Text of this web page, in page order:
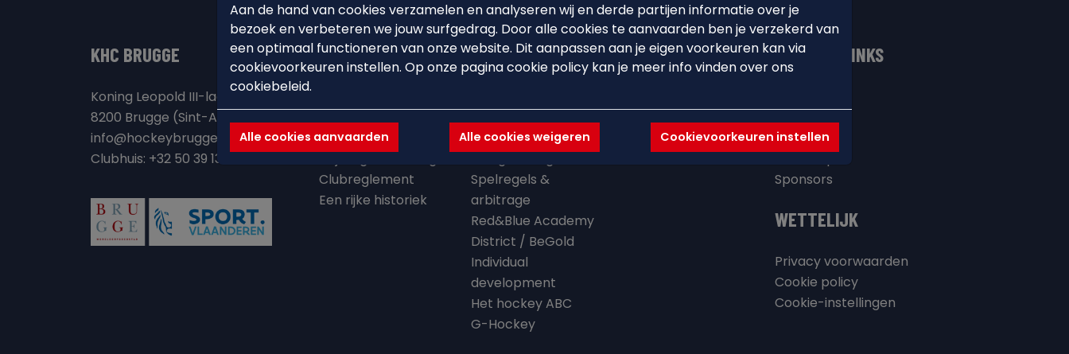
KHC BRUGGE
Koning Leopold III-laan 115a
8200 Brugge (Sint-Andries)
info@hockeybrugge.be
Clubhuis: +32 50 39 13 71
ONZE CLUB
Onze organisatie
Clubreglement
Een rijke historiek
BEARS'ACADEMY
Trainingsschema
Spelregels &
arbitrage
Red&Blue Academy
District / BeGold
Individual
development
Het hockey ABC
G-Hockey
EVENTS
Clinics
NUTTIGE LINKS
FAQ
Sponsors
WETTELIJK
Privacy voorwaarden
Cookie policy
Cookie-instellingen
Aan de hand van cookies verzamelen en analyseren wij en derde partijen informatie over je
bezoek en verbeteren we jouw surfgedrag. Door alle cookies te aanvaarden ben je verzekerd van
een optimaal functioneren van onze website. Dit aanpassen aan je eigen voorkeuren kan via
cookievoorkeuren instellen. Op onze pagina cookie policy kan je meer info vinden over ons
cookiebeleid.
Alle cookies aanvaarden Alle cookies weigeren Cookievoorkeuren instellen